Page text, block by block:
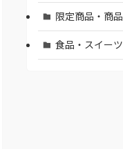
限定商品・商品
食品・スイーツ